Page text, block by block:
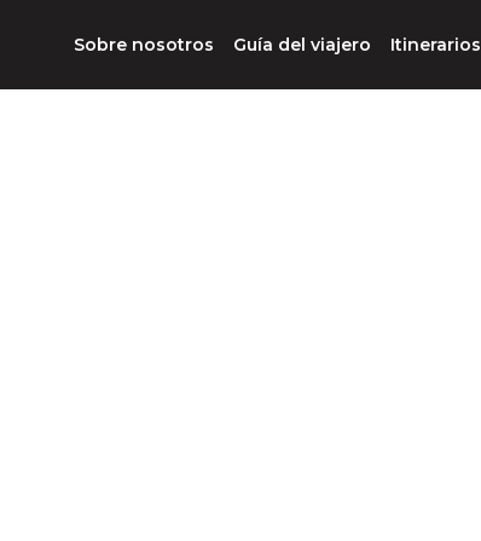
Sobre nosotros Guía del viajero Itinerarios